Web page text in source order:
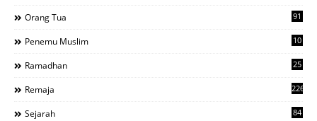
Orang Tua 91
Penemu Muslim 10
Ramadhan 25
Remaja 226
Sejarah 84